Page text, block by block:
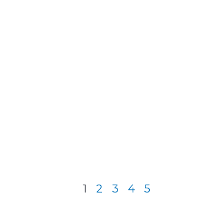
1 2 3 4 5